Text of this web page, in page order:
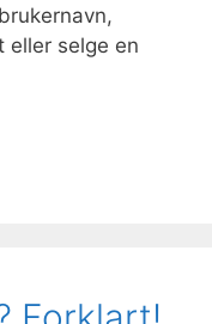
eller selge en